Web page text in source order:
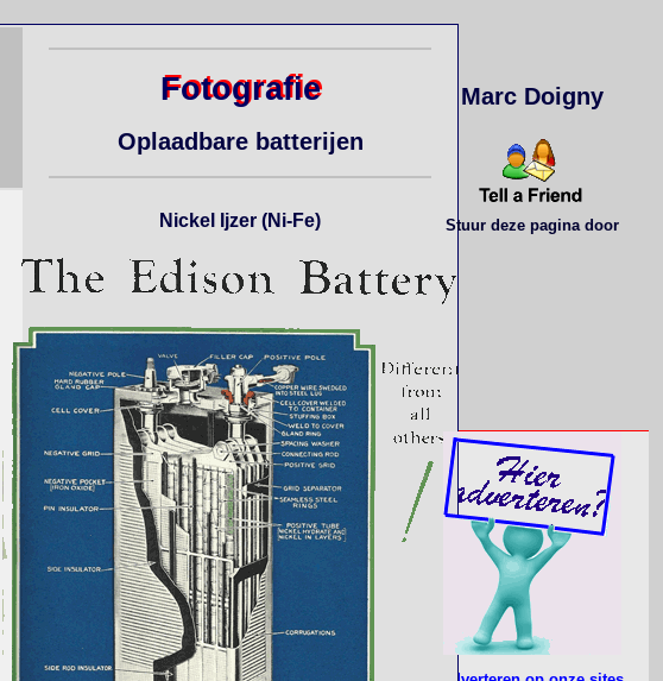
Fotografie Marc Doigny
Stuur deze pagina door
Oplaadbare batterijen
Nickel Ijzer (Ni-Fe)